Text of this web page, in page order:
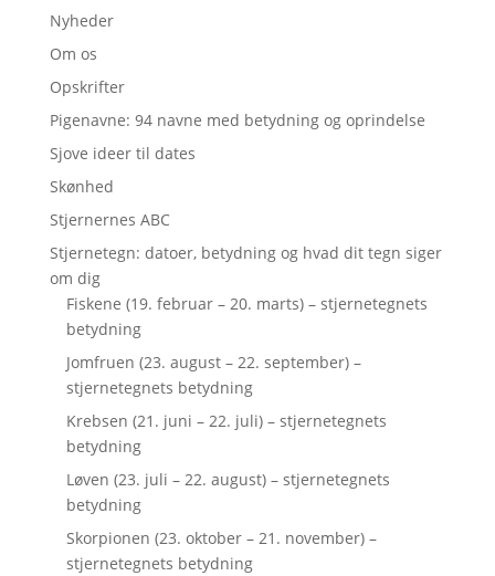
Nyheder
Om os
Opskrifter
Pigenavne: 94 navne med betydning og oprindelse
Sjove ideer til dates
Skønhed
Stjernernes ABC
Stjernetegn: datoer, betydning og hvad dit tegn siger
om dig
Fiskene (19. februar – 20. marts) – stjernetegnets
betydning
Jomfruen (23. august – 22. september) –
stjernetegnets betydning
Krebsen (21. juni – 22. juli) – stjernetegnets
betydning
Løven (23. juli – 22. august) – stjernetegnets
betydning
Skorpionen (23. oktober – 21. november) –
stjernetegnets betydning